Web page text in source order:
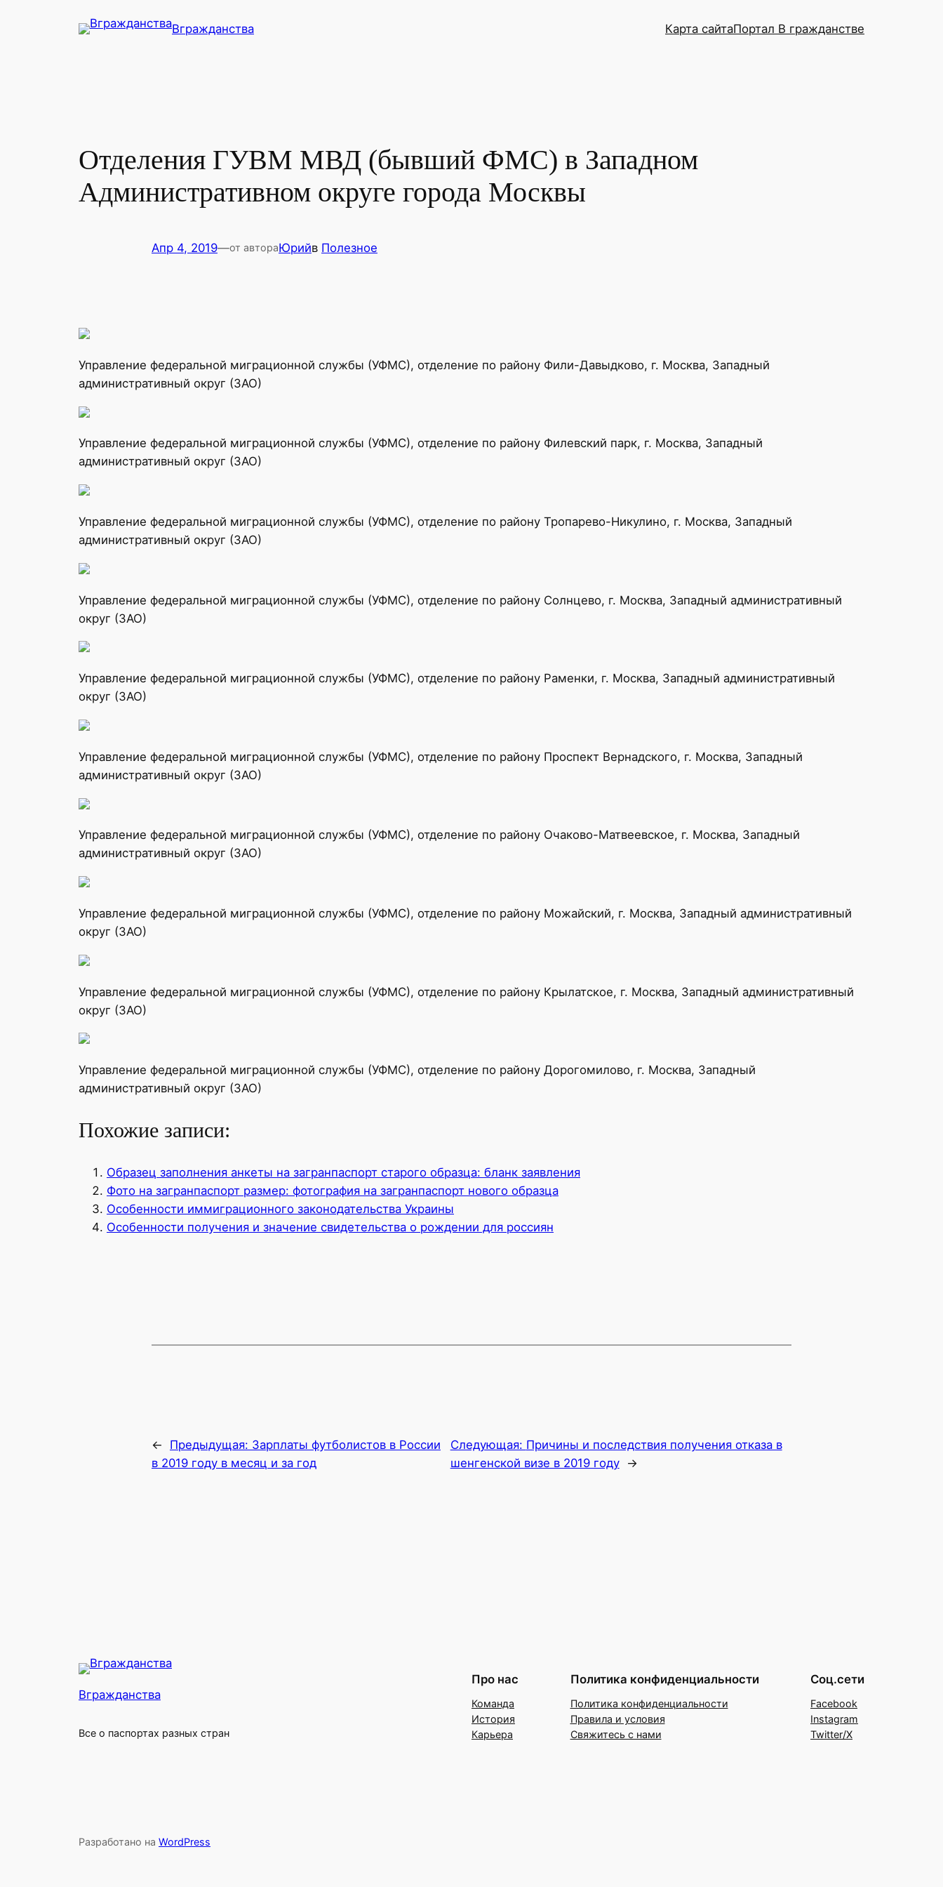
Вгражданства Карта сайтаПортал В гражданстве
Отделения ГУВМ МВД (бывший ФМС) в Западном
Административном округе города Москвы
Апр 4, 2019—от автораЮрийв Полезное
Управление федеральной миграционной службы (УФМС), отделение по району Фили-Давыдково, г. Москва, Западный
административный округ (ЗАО)
Управление федеральной миграционной службы (УФМС), отделение по району Филевский парк, г. Москва, Западный
административный округ (ЗАО)
Управление федеральной миграционной службы (УФМС), отделение по району Тропарево-Никулино, г. Москва, Западный
административный округ (ЗАО)
Управление федеральной миграционной службы (УФМС), отделение по району Солнцево, г. Москва, Западный административный
округ (ЗАО)
Управление федеральной миграционной службы (УФМС), отделение по району Раменки, г. Москва, Западный административный
округ (ЗАО)
Управление федеральной миграционной службы (УФМС), отделение по району Проспект Вернадского, г. Москва, Западный
административный округ (ЗАО)
Управление федеральной миграционной службы (УФМС), отделение по району Очаково-Матвеевское, г. Москва, Западный
административный округ (ЗАО)
Управление федеральной миграционной службы (УФМС), отделение по району Можайский, г. Москва, Западный административный
округ (ЗАО)
Управление федеральной миграционной службы (УФМС), отделение по району Крылатское, г. Москва, Западный административный
округ (ЗАО)
Управление федеральной миграционной службы (УФМС), отделение по району Дорогомилово, г. Москва, Западный
административный округ (ЗАО)
Похожие записи:
Образец заполнения анкеты на загранпаспорт старого образца: бланк заявления
Фото на загранпаспорт размер: фотография на загранпаспорт нового образца
Особенности иммиграционного законодательства Украины
Особенности получения и значение свидетельства о рождении для россиян
← Предыдущая: Зарплаты футболистов в России
в 2019 году в месяц и за год
Следующая: Причины и последствия получения отказа в
шенгенской визе в 2019 году
→
Вгражданства
Все о паспортах разных стран
Про нас
Команда
История
Карьера
Политика конфиденциальности
Политика конфиденциальности
Правила и условия
Свяжитесь с нами
Соц.сети
Facebook
Instagram
Twitter/X
Разработано на WordPress